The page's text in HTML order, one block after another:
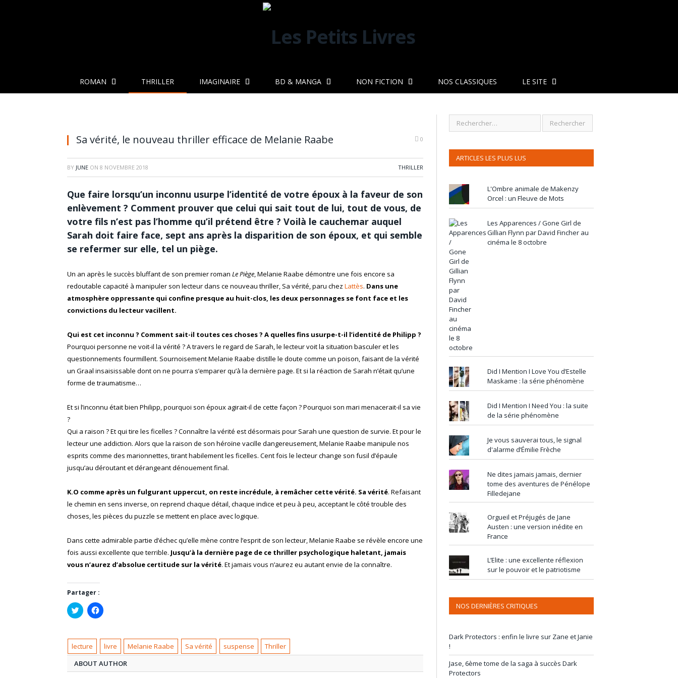
ROMAN THRILLER IMAGINAIRE BD & MANGA NON FICTION NOS CLASSIQUES LE SITE
Sa vérité, le nouveau thriller efficace de Melanie Raabe 0
BY JUNE ON 8 NOVEMBRE 2018 THRILLER
Que faire lorsqu’un inconnu usurpe l’identité de votre époux à la faveur de son
enlèvement ? Comment prouver que celui qui sait tout de lui, tout de vous, de
votre fils n’est pas l’homme qu’il prétend être ? Voilà le cauchemar auquel
Sarah doit faire face, sept ans après la disparition de son époux, et qui semble
se refermer sur elle, tel un piège.
Un an après le succès bluffant de son premier roman Le Piège , Melanie Raabe démontre une fois encore sa
redoutable capacité à manipuler son lecteur dans ce nouveau thriller, Sa vérité, paru chez Lattès. Dans une
atmosphère oppressante qui confine presque au huit-clos, les deux personnages se font face et les
convictions du lecteur vacillent.
Qui est cet inconnu ? Comment sait-il toutes ces choses ? A quelles fins usurpe-t-il l’identité de Philipp ?
Pourquoi personne ne voit-il la vérité ? A travers le regard de Sarah, le lecteur voit la situation basculer et les
questionnements fourmillent. Sournoisement Melanie Raabe distille le doute comme un poison, faisant de la vérité
un Graal insaisissable dont on ne pourra s’emparer qu’à la dernière page. Et si la réaction de Sarah n’était qu’une
forme de traumatisme…
Et si l’inconnu était bien Philipp, pourquoi son époux agirait-il de cette façon ? Pourquoi son mari menacerait-il sa vie
?
Qui a raison ? Et qui tire les ficelles ? Connaître la vérité est désormais pour Sarah une question de survie. Et pour le
lecteur une addiction. Alors que la raison de son héroïne vacille dangereusement, Melanie Raabe manipule nos
esprits comme des marionnettes, tirant habilement les ficelles. Cent fois le lecteur change son fusil d’épaule
jusqu’au déroutant et dérangeant dénouement final.
K.O comme après un fulgurant uppercut, on reste incrédule, à remâcher cette vérité. Sa vérité. Refaisant
le chemin en sens inverse, on reprend chaque détail, chaque indice et peu à peu, acceptant le côté trouble des
choses, les pièces du puzzle se mettent en place avec logique.
Dans cette admirable partie d’échec qu’elle mène contre l’esprit de son lecteur, Melanie Raabe se révèle encore une
fois aussi excellente que terrible. Jusqu’à la dernière page de ce thriller psychologique haletant, jamais
vous n’aurez d’absolue certitude sur la vérité. Et jamais vous n’aurez eu autant envie de la connaître.
Partager :
Cliquez
pour
dans
une
nouvelle
fenêtre)
Cliquez
pour
dans
une
nouvelle
fenêtre)
lecture livre Melanie Raabe Sa vérité suspense
Thriller
ABOUT AUTHOR
ARTICLES LES PLUS LUS
L'Ombre animale de Makenzy
Orcel : un Fleuve de Mots
Les Apparences / Gone Girl de
Gillian Flynn par David Fincher au
cinéma le 8 octobre
Did I Mention I Love You d’Estelle
Maskame : la série phénomène
Did I Mention I Need You : la suite
de la série phénomène
Je vous sauverai tous, le signal
d'alarme d’Émilie Frèche
Ne dites jamais jamais, dernier
tome des aventures de Pénélope
Filledejane
Orgueil et Préjugés de Jane
Austen : une version inédite en
France
L’Elite : une excellente réflexion
sur le pouvoir et le patriotisme
NOS DERNIÈRES CRITIQUES
Dark Protectors : enfin le livre sur Zane et Janie
!
Jase, 6ème tome de la saga à succès Dark
Protectors